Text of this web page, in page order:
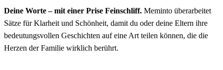
Deine Worte – mit einer Prise Feinschliff. Meminto überarbeitet
Sätze für Klarheit und Schönheit, damit du oder deine Eltern ihre
bedeutungsvollen Geschichten auf eine Art teilen können, die die
Herzen der Familie wirklich berührt.